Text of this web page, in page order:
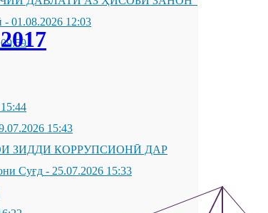
- 01.08.2026 12:03
15:43
ЗИДДИ КОРРУПСИОНӢ ДАР
Суғд - 25.07.2026 15:33